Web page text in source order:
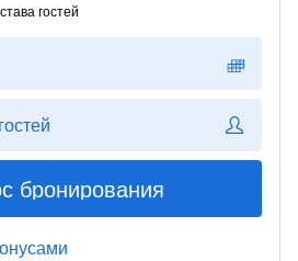
гостей
бронирования